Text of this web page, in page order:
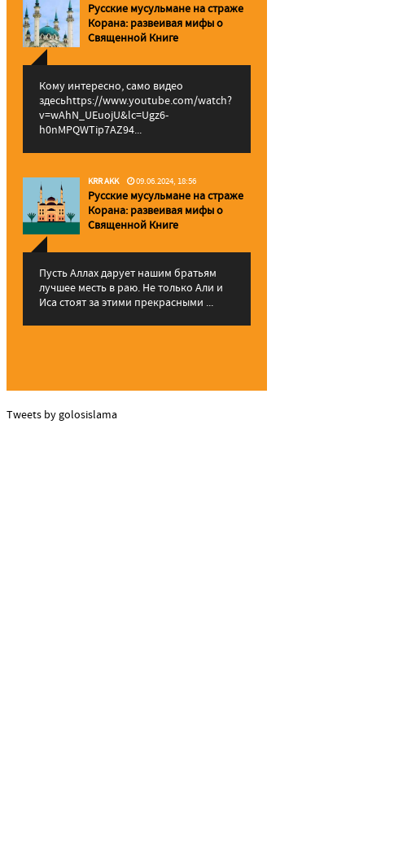
Русские мусульмане на страже
Корана: pазвеивая мифы о
Священной Книге
Кому интересно, само видео
здесьhttps://www.youtube.com/watch?
v=wAhN_UEuojU&lc=Ugz6-
h0nMPQWTip7AZ94...
KRR AKK 09.06.2024, 18:56
Русские мусульмане на страже
Корана: pазвеивая мифы о
Священной Книге
Пусть Аллах дарует нашим братьям
лучшее месть в раю. Не только Али и
Иса стоят за этими прекрасными ...
Tweets by golosislama